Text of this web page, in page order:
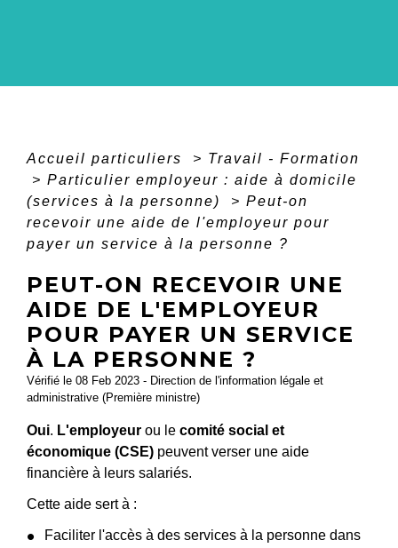
Accueil particuliers > Travail - Formation
> Particulier employeur : aide à domicile
(services à la personne)
> Peut-on
recevoir une aide de l'employeur pour
payer un service à la personne ?
PEUT-ON RECEVOIR UNE
AIDE DE L'EMPLOYEUR
POUR PAYER UN SERVICE
À LA PERSONNE ?
Vérifié le 08 Feb 2023 - Direction de l'information légale et
administrative (Première ministre)
Oui. L'employeur ou le comité social et
économique (CSE) peuvent verser une aide
financière à leurs salariés.
Cette aide sert à :
Faciliter l'accès à des services à la personne dans